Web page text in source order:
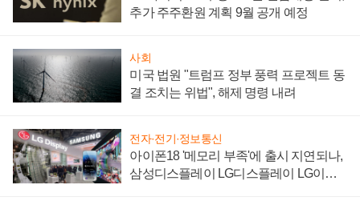
추가 주주환원 계획 9월 공개 예정
사회
미국 법원 "트럼프 정부 풍력 프로젝트 동
결 조치는 위법", 해제 명령 내려
전자·전기·정보통신
아이폰18 '메모리 부족'에 출시 지연되나,
삼성디스플레이 LG디스플레이 LG이노